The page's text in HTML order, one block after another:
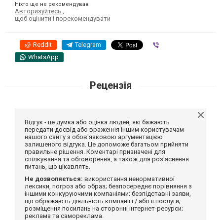
Ніхто ще не рекомендував
Авторизуйтесь
щоб оцінити і порекомендувати
Reddit Telegram
WhatsApp
Рецензія
Відгук - це думка або оцінка людей, які бажають
передати досвід або враження іншим користувачам
нашого сайту з обов'язковою аргументацією
залишеного відгука. Це допоможе багатьом прийняти
правильне рішення. Коментарі призначені для
спілкування та обговорення, а також для роз'яснення
питань, що цікавлять.
Не дозволяється: використання ненормативної
лексики, погроз або образ; безпосереднє порівняння з
іншими конкуруючими компаніями; безпідставні заяви,
що ображають діяльність компанії і / або її послуги;
розміщення посилань на сторонні інтернет-ресурси;
реклама та самореклама.